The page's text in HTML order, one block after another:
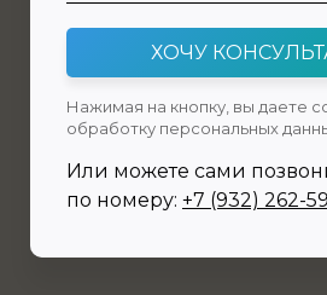
ХОЧУ
Нажимая на кнопку, вы даете
обработку персональных
Или можете сами
по номеру: +7 (932) 262-